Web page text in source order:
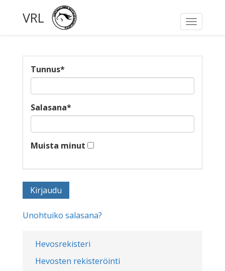
Toggle
VRL
Hevosrekisteri
Hevosten rekisteröinti
Tunnus*
Salasana*
Muista minut
Unohtuiko salasana?